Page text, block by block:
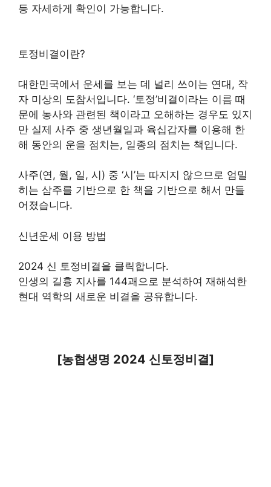
등 자세하게 확인이 가능합니다.
토정비결이란?
대한민국에서 운세를 보는 데 널리 쓰이는 연대, 작
자 미상의 도참서입니다. ‘토정’비결이라는 이름 때
문에 농사와 관련된 책이라고 오해하는 경우도 있지
만 실제 사주 중 생년월일과 육십갑자를 이용해 한
해 동안의 운을 점치는, 일종의 점치는 책입니다.
사주(연, 월, 일, 시) 중 ‘시’는 따지지 않으므로 엄밀
히는 삼주를 기반으로 한 책을 기반으로 해서 만들
어졌습니다.
신년운세 이용 방법
2024 신 토정비결을 클릭합니다.
인생의 길흉 지사를 144괘으로 분석하여 재해석한
현대 역학의 새로운 비결을 공유합니다.
[농협생명 2024 신토정비결]